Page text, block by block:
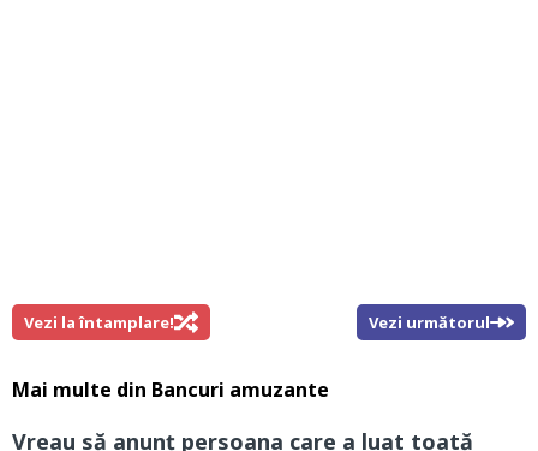
Vezi la întamplare! Vezi următorul
Mai multe din Bancuri amuzante
Vreau să anunț persoana care a luat toată